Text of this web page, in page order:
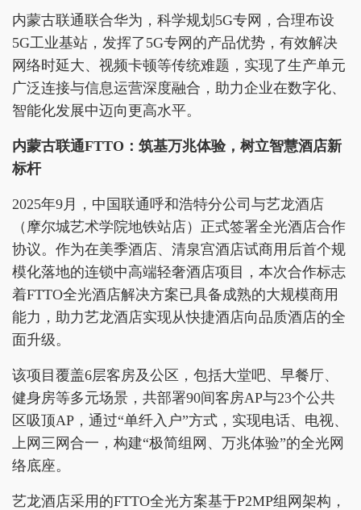
内蒙古联通联合华为，科学规划5G专网，合理布设
5G工业基站，发挥了5G专网的产品优势，有效解决
网络时延大、视频卡顿等传统难题，实现了生产单元
广泛连接与信息运营深度融合，助力企业在数字化、
智能化发展中迈向更高水平。
内蒙古联通FTTO：筑基万兆体验，树立智慧酒店新
标杆
2025年9月，中国联通呼和浩特分公司与艺龙酒店
（摩尔城艺术学院地铁站店）正式签署全光酒店合作
协议。作为在美季酒店、清泉宫酒店试商用后首个规
模化落地的连锁中高端轻奢酒店项目，本次合作标志
着FTTO全光酒店解决方案已具备成熟的大规模商用
能力，助力艺龙酒店实现从快捷酒店向品质酒店的全
面升级。
该项目覆盖6层客房及公区，包括大堂吧、早餐厅、
健身房等多元场景，共部署90间客房AP与23个公共
区吸顶AP，通过“单纤入户”方式，实现电话、电视、
上网三网合一，构建“极简组网、万兆体验”的全光网
络底座。
艺龙酒店采用的FTTO全光方案基于P2MP组网架构，